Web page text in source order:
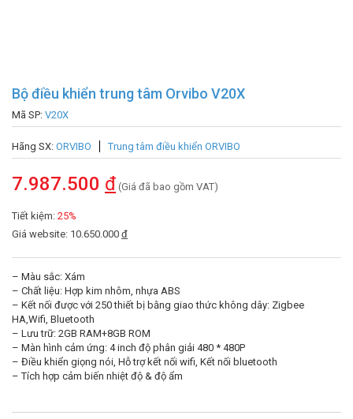
Bộ điều khiển trung tâm Orvibo V20X
Mã SP: V20X
Hãng SX: ORVIBO Trung tâm điều khiển ORVIBO
7.987.500 đ (Giá đã bao gồm VAT)
Tiết kiệm: 25%
Giá website: 10.650.000 đ
– Màu sắc: Xám
– Chất liệu: Hợp kim nhôm, nhựa ABS
– Kết nối được với 250 thiết bị bằng giao thức không dây: Zigbee
HA,Wifi, Bluetooth
– Lưu trữ: 2GB RAM+8GB ROM
– Màn hình cảm ứng: 4 inch độ phân giải 480 * 480P
– Điều khiển giọng nói, Hỗ trợ kết nối wifi, Kết nối bluetooth
– Tích hợp cảm biến nhiệt độ & độ ẩm